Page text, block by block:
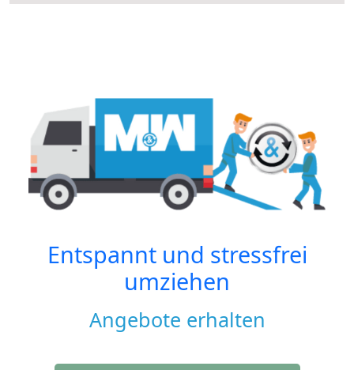
Entspannt und stressfrei
umziehen
Angebote erhalten